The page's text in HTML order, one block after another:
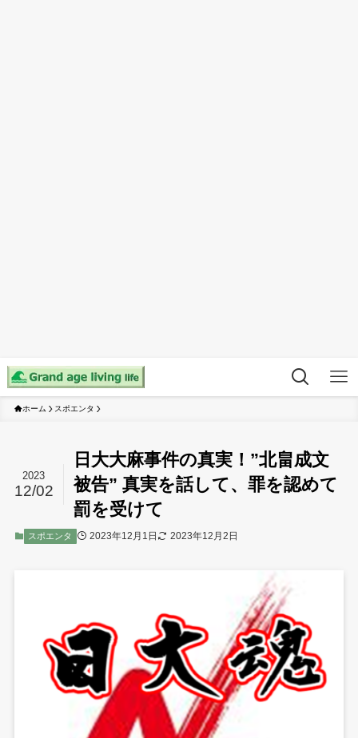
ホーム スポエンタ
日大大麻事件の真実！”北畠成文
被告” 真実を話して、罪を認めて
罰を受けて
2023
12/02
スポエンタ 2023年12月1日 2023年12月2日